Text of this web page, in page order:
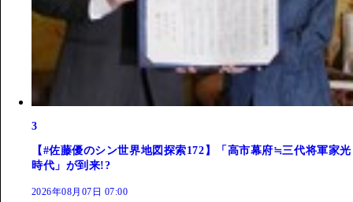
3
【#佐藤優のシン世界地図探索172】「高市幕府≒三代将軍家光
時代」が到来!?
2026年08月07日 07:00